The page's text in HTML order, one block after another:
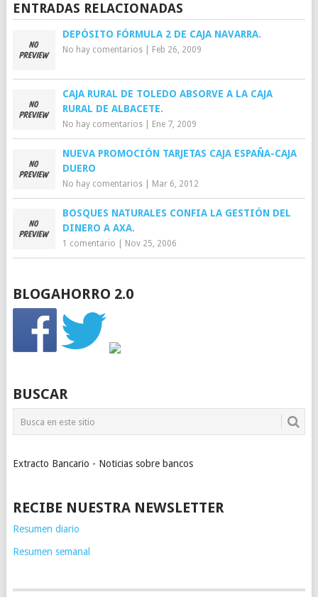
ENTRADAS RELACIONADAS
DEPÓSITO FÓRMULA 2 DE CAJA NAVARRA.
No hay comentarios| Feb 26, 2009
CAJA RURAL DE TOLEDO ABSORVE A LA CAJA
RURAL DE ALBACETE.
No hay comentarios| Ene 7, 2009
NUEVA PROMOCIÓN TARJETAS CAJA ESPAÑA-CAJA
DUERO
No hay comentarios| Mar 6, 2012
BOSQUES NATURALES CONFIA LA GESTIÓN DEL
DINERO A AXA.
1 comentario Nov 25, 2006
BLOGAHORRO 2.0
BUSCAR
Extracto Bancario - Noticias sobre bancos
RECIBE NUESTRA NEWSLETTER
Resumen diario
Resumen semanal